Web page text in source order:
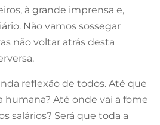
à grande imprensa e,
Não vamos sossegar
não voltar atrás desta
reflexão de todos. Até que
humana? Até onde vai a fome
salários? Será que toda a